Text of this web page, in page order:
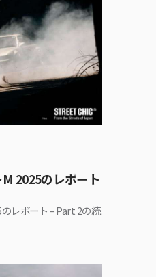
2025のレポート
レポート – Part 2の続